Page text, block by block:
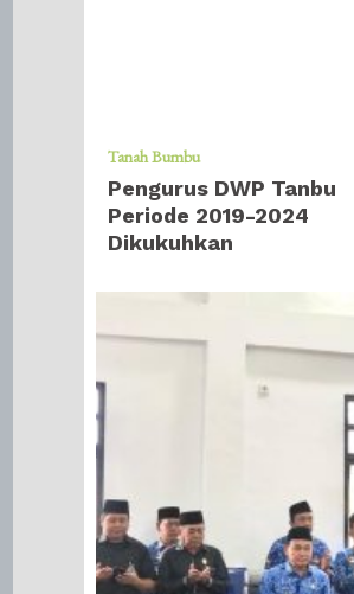
Tanah Bumbu
Pengurus DWP Tanbu
Periode 2019-2024
Dikukuhkan